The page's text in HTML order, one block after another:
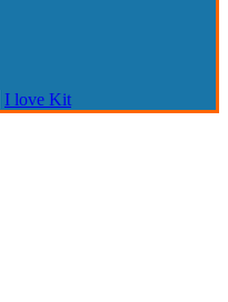
I love Kit